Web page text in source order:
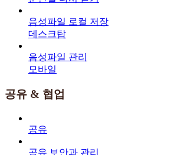
음성파일 로컬 저장
데스크탑
음성파일 관리
모바일
공유 & 협업
공유
공유 보안과 관리